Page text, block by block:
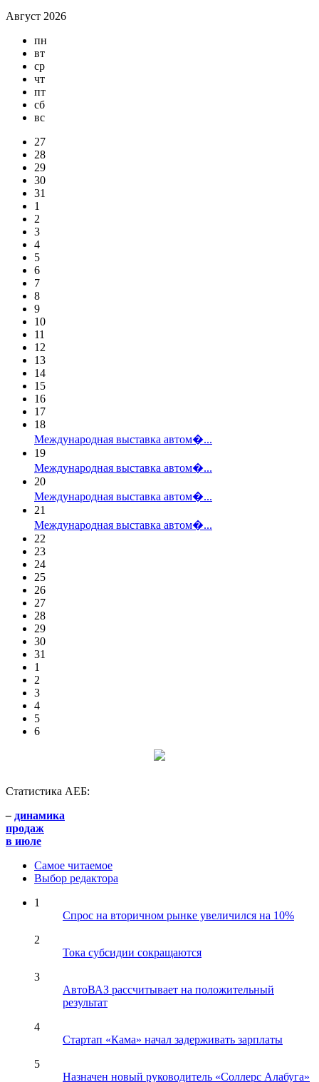
Август 2026
пн
вт
ср
чт
пт
сб
вс
27
28
29
30
31
1
2
3
4
5
6
7
8
9
10
11
12
13
14
15
16
17
18
Международная выставка автом�...
19
Международная выставка автом�...
20
Международная выставка автом�...
21
Международная выставка автом�...
22
23
24
25
26
27
28
29
30
31
1
2
3
4
5
6
Статистика АЕБ:
– динамика
продаж
в июле
Самое читаемое
Выбор редактора
1
Спрос на вторичном рынке увеличился на 10%
2
Тока субсидии сокращаются
3
АвтоВАЗ рассчитывает на положительный
результат
4
Стартап «Кама» начал задерживать зарплаты
5
Назначен новый руководитель «Соллерс Алабуга»